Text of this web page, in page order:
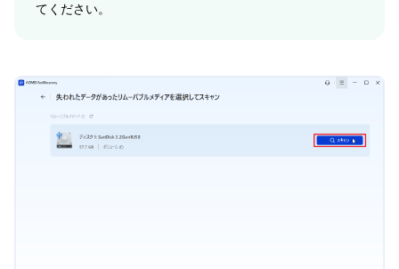
てください。